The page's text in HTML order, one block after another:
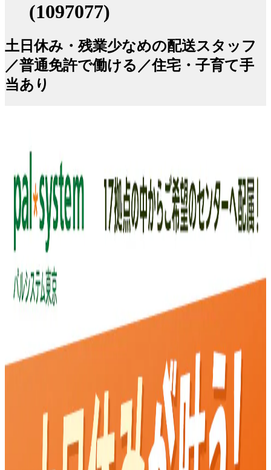
(1097077)
土日休み・残業少なめの配送スタッフ
／普通免許で働ける／住宅・子育て手
当あり